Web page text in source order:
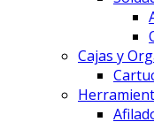
Cajas y